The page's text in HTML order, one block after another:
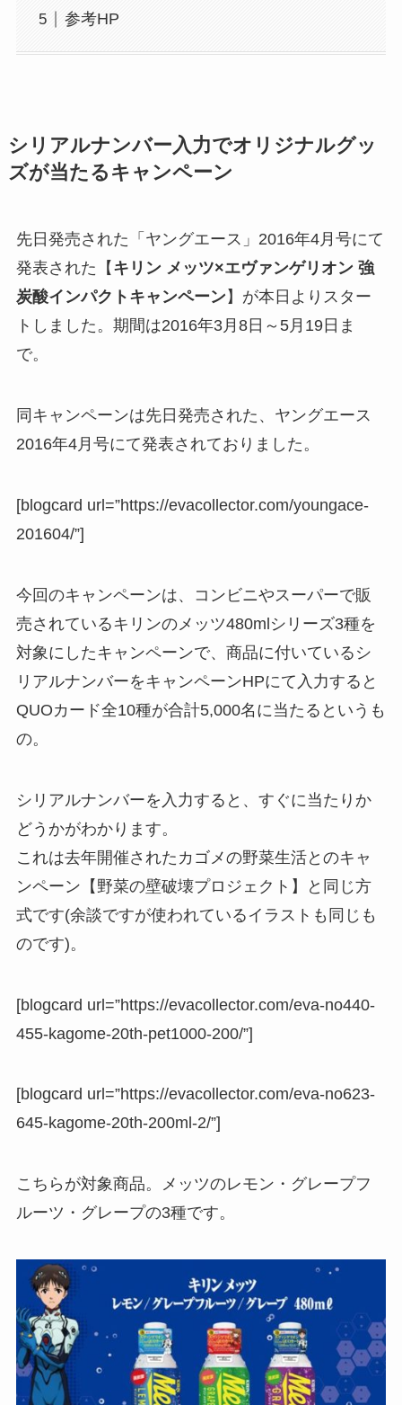
参考HP
シリアルナンバー入力でオリジナルグッ
ズが当たるキャンペーン
先日発売された「ヤングエース」2016年4月号にて
発表された【 キリン メッツ×エヴァンゲリオン 強
炭酸インパクトキャンペーン】が本日よりスター
トしました。期間は2016年3月8日～5月19日ま
で。
同キャンペーンは先日発売された、ヤングエース
2016年4月号にて発表されておりました。
[blogcard url=”https://evacollector.com/youngace-
201604/”]
今回のキャンペーンは、コンビニやスーパーで販
売されているキリンのメッツ480mlシリーズ3種を
対象にしたキャンペーンで、商品に付いているシ
リアルナンバーをキャンペーンHPにて入力すると
QUOカード全10種が合計5,000名に当たるというも
の。
シリアルナンバーを入力すると、すぐに当たりか
どうかがわかります。
これは去年開催されたカゴメの野菜生活とのキャ
ンペーン【野菜の壁破壊プロジェクト】と同じ方
式です(余談ですが使われているイラストも同じも
のです)。
[blogcard url=”https://evacollector.com/eva-no440-
455-kagome-20th-pet1000-200/”]
[blogcard url=”https://evacollector.com/eva-no623-
645-kagome-20th-200ml-2/”]
こちらが対象商品。メッツのレモン・グレープフ
ルーツ・グレープの3種です。